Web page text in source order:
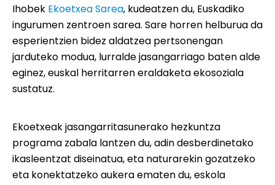
Ihobek Ekoetxea Sarea, kudeatzen du, Euskadiko
ingurumen zentroen sarea. Sare horren helburua da
esperientzien bidez aldatzea pertsonengan
jarduteko modua, lurralde jasangarriago baten alde
eginez, euskal herritarren eraldaketa ekosoziala
sustatuz.
Ekoetxeak jasangarritasunerako hezkuntza
programa zabala lantzen du, adin desberdinetako
ikasleentzat diseinatua, eta naturarekin gozatzeko
eta konektatzeko aukera ematen du, eskola